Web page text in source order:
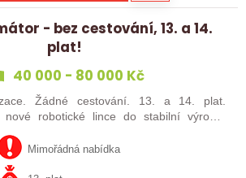
- bez cestování, 13. a 14.
plat!
40 000 - 80 000 Kč
Žádné cestování. 13. a 14. plat.
robotické lince do stabilní výrobní
Mimořádná nabídka